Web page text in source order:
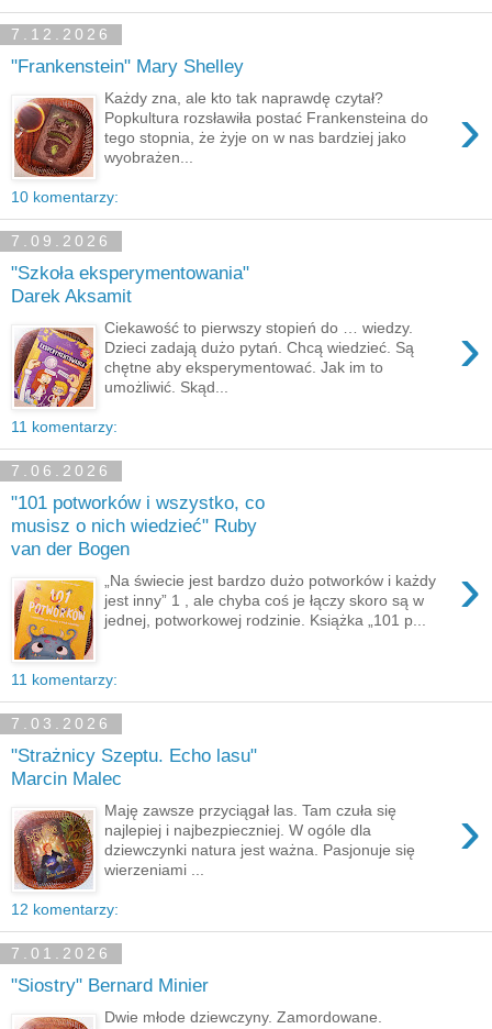
7.12.2026
"Frankenstein" Mary Shelley
›
Każdy zna, ale kto tak naprawdę czytał?
Popkultura rozsławiła postać Frankensteina do
tego stopnia, że żyje on w nas bardziej jako
wyobrażen...
10 komentarzy:
7.09.2026
"Szkoła eksperymentowania"
Darek Aksamit
›
Ciekawość to pierwszy stopień do … wiedzy.
Dzieci zadają dużo pytań. Chcą wiedzieć. Są
chętne aby eksperymentować. Jak im to
umożliwić. Skąd...
11 komentarzy:
7.06.2026
"101 potworków i wszystko, co
musisz o nich wiedzieć" Ruby
van der Bogen
›
„Na świecie jest bardzo dużo potworków i każdy
jest inny” 1 , ale chyba coś je łączy skoro są w
jednej, potworkowej rodzinie. Książka „101 p...
11 komentarzy:
7.03.2026
"Strażnicy Szeptu. Echo lasu"
Marcin Malec
›
Maję zawsze przyciągał las. Tam czuła się
najlepiej i najbezpieczniej. W ogóle dla
dziewczynki natura jest ważna. Pasjonuje się
wierzeniami ...
12 komentarzy:
7.01.2026
"Siostry" Bernard Minier
Dwie młode dziewczyny. Zamordowane.